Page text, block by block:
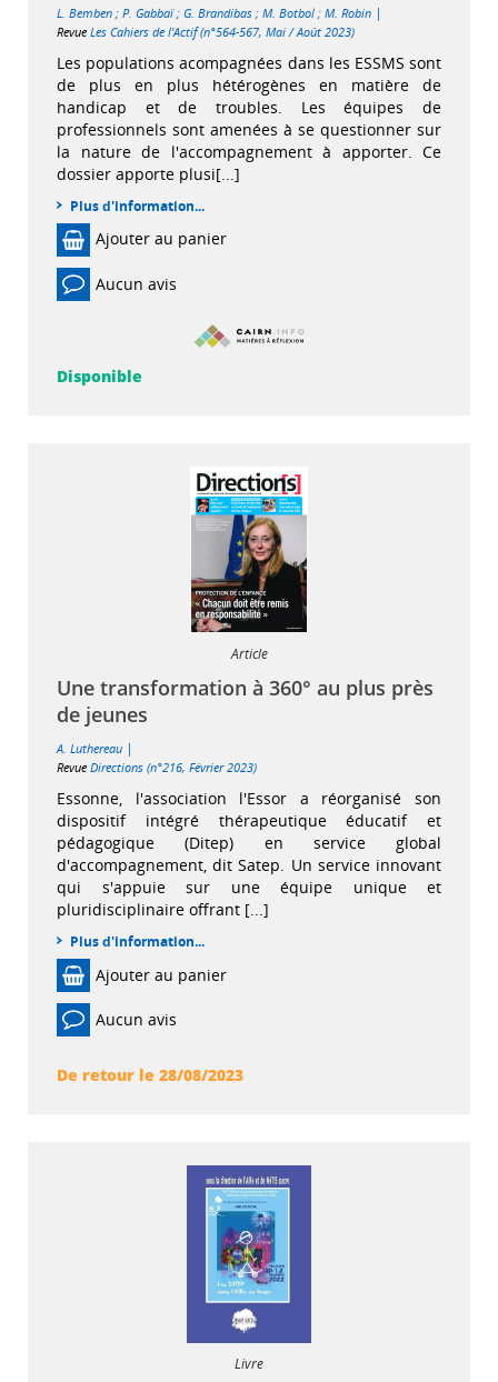
L. Bemben ; P. Gabbaï; G. Brandibas ; M. Botbol ; M. Robin |
Revue Les Cahiers de l'Actif (n°564-567, Mai / Août 2023)
Les populations acompagnées dans les ESSMS sont
de plus en plus hétérogènes en matière de
handicap et de troubles. Les équipes de
professionnels sont amenées à se questionner sur
la nature de l'accompagnement à apporter. Ce
dossier apporte plusi[...]
Plus d'information...
Ajouter au panier
Aucun avis
Disponible
Article
Une transformation à 360° au plus près
de jeunes
A. Luthereau |
Revue Directions (n°216, Février 2023)
Essonne, l'association l'Essor a réorganisé son
dispositif intégré thérapeutique éducatif et
pédagogique (Ditep) en service global
d'accompagnement, dit Satep. Un service innovant
qui s'appuie sur une équipe unique et
pluridisciplinaire offrant [...]
Plus d'information...
Ajouter au panier
Aucun avis
De retour le 28/08/2023
Livre